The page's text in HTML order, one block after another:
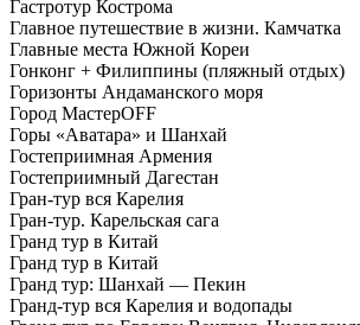
Гастротур Кострома
Главное путешествие в жизни. Камчатка
Главные места Южной Кореи
Гонконг + Филиппины (пляжный отдых)
Горизонты Андаманского моря
Город МастерOFF
Горы «Аватара» и Шанхай
Гостеприимная Армения
Гостеприимный Дагестан
Гран-тур вся Карелия
Гран-тур. Карельская сага
Гранд тур в Китай
Гранд тур в Китай
Гранд тур: Шанхай — Пекин
Гранд-тур вся Карелия и водопады